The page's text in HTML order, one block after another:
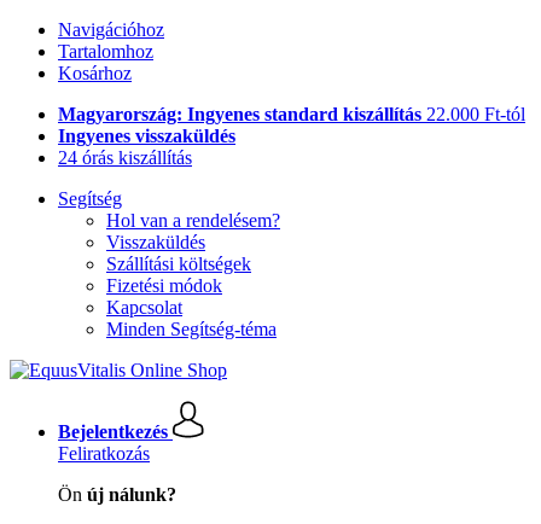
Navigációhoz
Tartalomhoz
Kosárhoz
Magyarország: Ingyenes standard kiszállítás 22.000 Ft-tól
Ingyenes visszaküldés
24 órás kiszállítás
Segítség
Hol van a rendelésem?
Visszaküldés
Szállítási költségek
Fizetési módok
Kapcsolat
Minden Segítség-téma
Bejelentkezés
Feliratkozás
Ön új nálunk?